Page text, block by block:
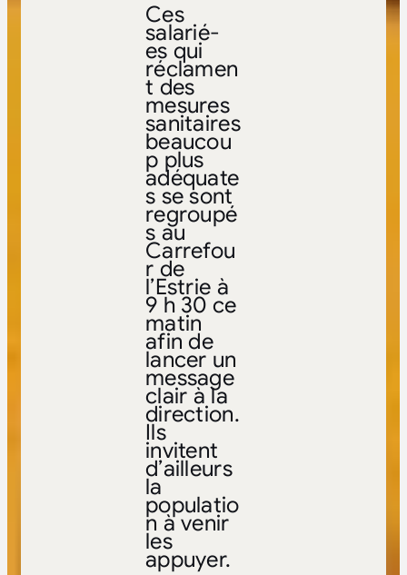
Ces
salarié-
es qui
réclamen
t des
mesures
sanitaires
beaucou
p plus
adéquate
s se sont
regroupé
s au
Carrefou
r de
l’Estrie à
9 h 30 ce
matin
afin de
lancer un
message
clair à la
direction.
Ils
invitent
d’ailleurs
la
populatio
n à venir
les
appuyer.